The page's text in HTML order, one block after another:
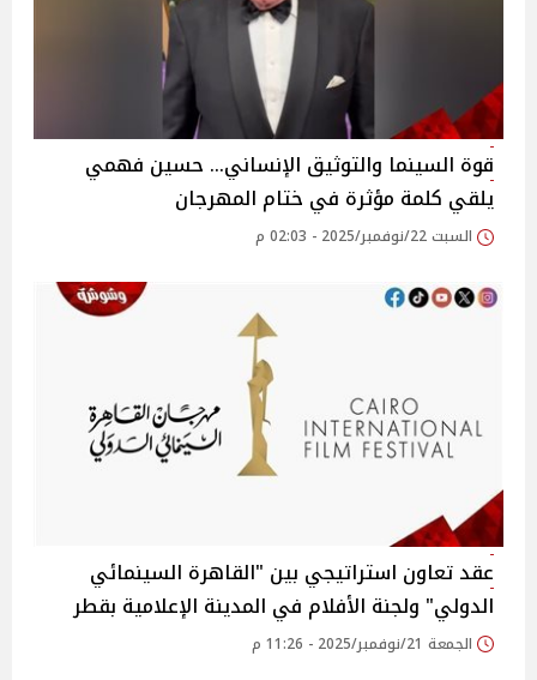
قوة السينما والتوثيق الإنساني… حسين فهمي
يلقي كلمة مؤثرة في ختام المهرجان
السبت 22/نوفمبر/2025 - 02:03 م
عقد تعاون استراتيجي بين "القاهرة السينمائي
الدولي" ولجنة الأفلام في المدينة الإعلامية بقطر
الجمعة 21/نوفمبر/2025 - 11:26 م